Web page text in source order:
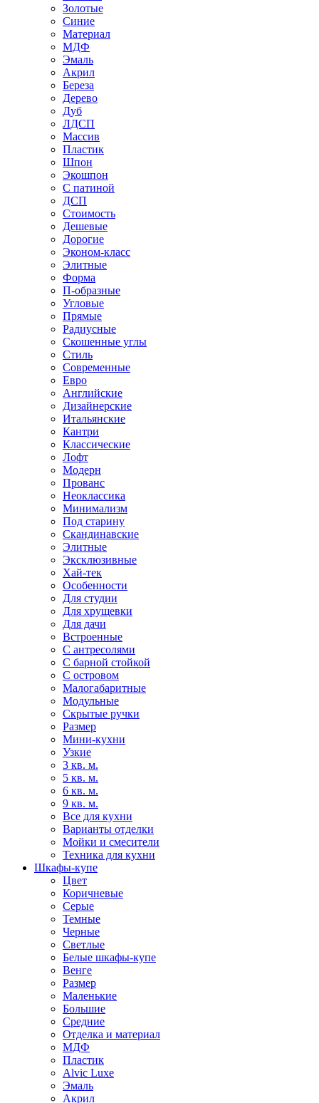
Золотые
Синие
Материал
МДФ
Эмаль
Акрил
Береза
Дерево
Дуб
ЛДСП
Массив
Пластик
Шпон
Экошпон
С патиной
ДСП
Стоимость
Дешевые
Дорогие
Эконом-класс
Элитные
Форма
П-образные
Угловые
Прямые
Радиусные
Скошенные углы
Стиль
Современные
Евро
Английские
Дизайнерские
Итальянские
Кантри
Классические
Лофт
Модерн
Прованс
Неоклассика
Минимализм
Под старину
Скандинавские
Элитные
Эксклюзивные
Хай-тек
Особенности
Для студии
Для хрущевки
Для дачи
Встроенные
С антресолями
С барной стойкой
С островом
Малогабаритные
Модульные
Скрытые ручки
Размер
Мини-кухни
Узкие
3 кв. м.
5 кв. м.
6 кв. м.
9 кв. м.
Все для кухни
Варианты отделки
Мойки и смесители
Техника для кухни
Шкафы-купе
Цвет
Коричневые
Серые
Темные
Черные
Светлые
Белые шкафы-купе
Венге
Размер
Маленькие
Большие
Средние
Отделка и материал
МДФ
Пластик
Alvic Luxe
Эмаль
Акрил